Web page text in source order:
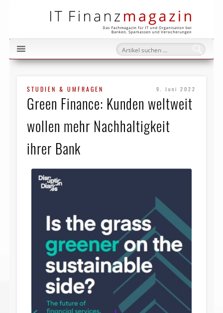
STUDIEN & UMFRAGEN 9. Juni 2022
Green Finance: Kunden weltweit
wollen mehr Nachhaltigkeit
ihrer Bank